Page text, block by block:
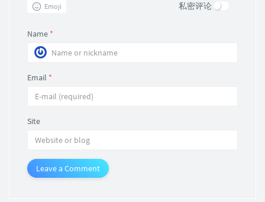
Emoji 私密评论
Name *
Email *
Site
Leave a Comment